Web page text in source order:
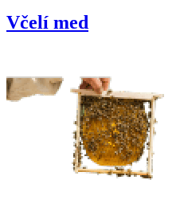
Včelí med